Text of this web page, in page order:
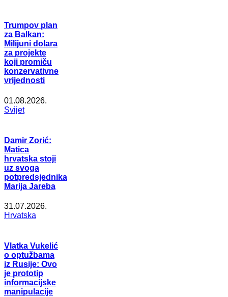
Trumpov plan
za Balkan:
Milijuni dolara
za projekte
koji promiču
konzervativne
vrijednosti
01.08.2026.
Svijet
Damir Zorić:
Matica
hrvatska stoji
uz svoga
potpredsjednika
Marija Jareba
31.07.2026.
Hrvatska
Vlatka Vukelić
o optužbama
iz Rusije: Ovo
je prototip
informacijske
manipulacije